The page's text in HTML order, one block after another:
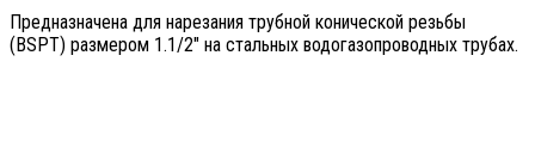
Предназначена для нарезания трубной конической резьбы
(BSPT) размером 1.1/2″ на стальных водогазопроводных трубах.